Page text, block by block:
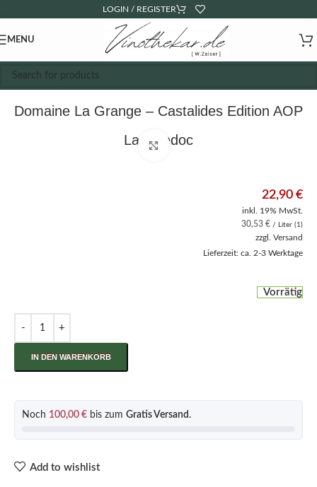
LOGIN / REGISTER
MENU
Domaine La Grange – Castalides Edition AOP
LanguedocClick to enlarge
22,90 €
inkl. 19% MwSt.
30,53 € / Liter (1)
zzgl. Versand
Lieferzeit: ca. 2-3 Werktage
Vorrätig
IN DEN WARENKORB
Noch 100,00 € bis zum Gratis Versand .
Add to wishlist